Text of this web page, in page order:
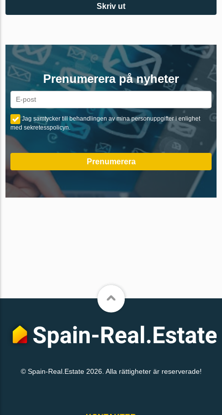
Skriv ut
Prenumerera på nyheter
Jag samtycker till behandlingen av mina personuppgifter i enlighet
med sekretesspolicyn.
Prenumerera
© Spain-Real.Estate 2026. Alla rättigheter är reserverade!